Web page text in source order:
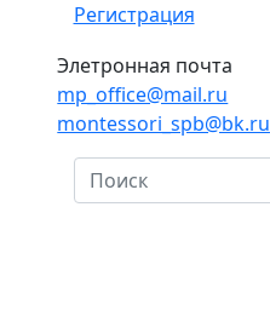
Регистрация
Элетронная почта
mp_office@mail.ru
montessori_spb@bk.ru